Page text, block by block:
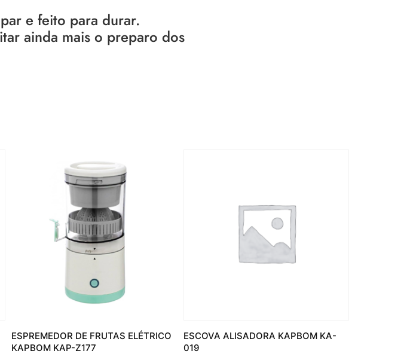
e feito para durar.
ainda mais o preparo dos
ESPREMEDOR DE FRUTAS ELÉTRICO
KAPBOM KAP-Z177
ESCOVA ALISADORA KAPBOM KA-
019